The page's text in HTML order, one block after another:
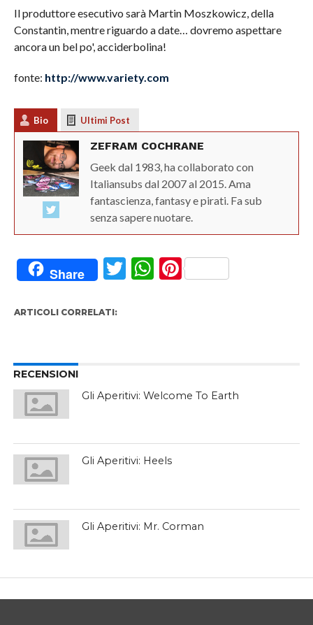
Il produttore esecutivo sarà Martin Moszkowicz, della
Constantin, mentre riguardo a date… dovremo aspettare
ancora un bel po', acciderbolina!
fonte: http://www.variety.com
Bio Ultimi Post
ZEFRAM COCHRANE
Geek dal 1983, ha collaborato con
Italiansubs dal 2007 al 2015. Ama
fantascienza, fantasy e pirati. Fa sub
senza sapere nuotare.
Share Twitter
WhatsApp
Pinterest
ARTICOLI CORRELATI:
RECENSIONI
Gli Aperitivi: Welcome To Earth
Gli Aperitivi: Heels
Gli Aperitivi: Mr. Corman